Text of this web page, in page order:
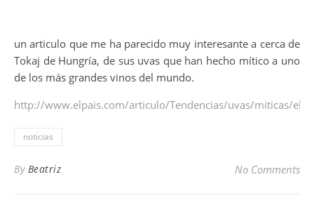
un articulo que me ha parecido muy interesante a cerca de
Tokaj de Hungría, de sus uvas que han hecho mítico a uno
de los más grandes vinos del mundo.
http://www.elpais.com/articulo/Tendencias/uvas/miticas/
noticias
By Beatriz No Comments